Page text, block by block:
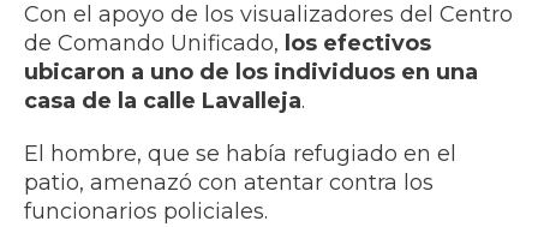
Con el apoyo de los visualizadores del Centro
de Comando Unificado, los efectivos
ubicaron a uno de los individuos en una
casa de la calle Lavalleja.
El hombre, que se había refugiado en el
patio, amenazó con atentar contra los
funcionarios policiales.